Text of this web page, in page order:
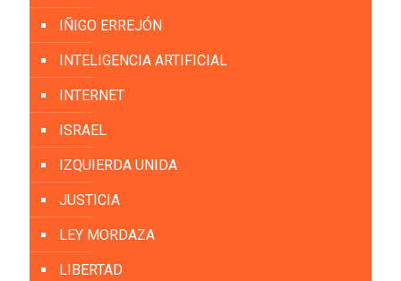
IÑIGO ERREJÓN
INTELIGENCIA ARTIFICIAL
INTERNET
ISRAEL
IZQUIERDA UNIDA
JUSTICIA
LEY MORDAZA
LIBERTAD